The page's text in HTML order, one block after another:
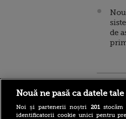
de
Nouă ne pasă ca datele
Noi și partenerii noștri 201stocăm
identificatorii cookie unici pentru